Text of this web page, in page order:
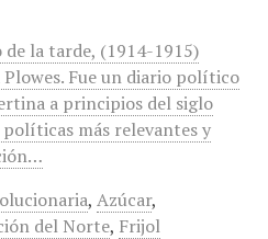
la tarde, (1914-1915)
Fue un diario político
a principios del siglo
más relevantes y
, Azúcar,
del Norte, Frijol